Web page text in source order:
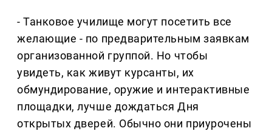
- Танковое училище могут посетить все
желающие - по предварительным заявкам
организованной группой. Но чтобы
увидеть, как живут курсанты, их
обмундирование, оружие и интерактивные
площадки, лучше дождаться Дня
открытых дверей. Обычно они приурочены